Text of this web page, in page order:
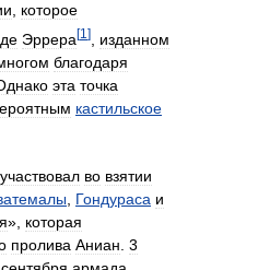
которое
де Эррера[1 ]
изданном
благодаря
эта точка
кастильское
участвовал во взятии
, Гондураса и
», которая
пролива Аниан. 3